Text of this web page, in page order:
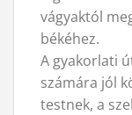
vágyaktól
békéhez.
A gyakorlati
számára jól
testnek, a